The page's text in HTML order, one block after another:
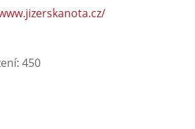
450